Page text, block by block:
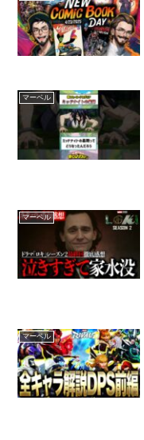
マーベル
マーベル
マーベル